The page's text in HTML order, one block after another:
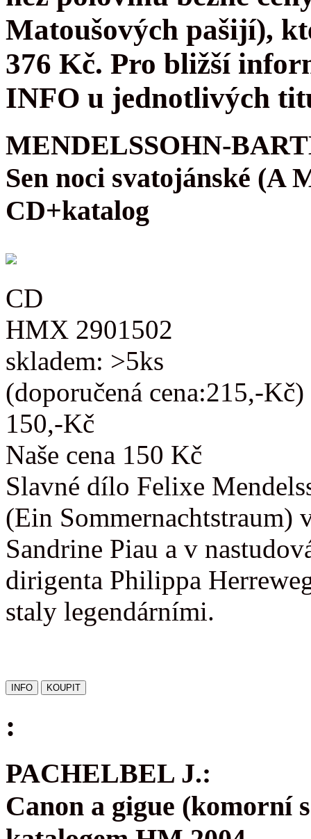
Matoušových pašijí),
376 Kč. Pro bližší
INFO u jednotlivých
MENDELSSOHN-
Sen noci svatojánské (A
CD+katalog
CD
HMX 2901502
skladem: >5ks
(doporučená cena:215,-Kč)
150,-Kč
Naše cena 150 Kč
Slavné dílo Felixe
(Ein Sommernachtstraum)
Sandrine Piau a v
dirigenta Philippa
staly legendárními.
:
PACHELBEL J.:
Canon a gigue (komorní